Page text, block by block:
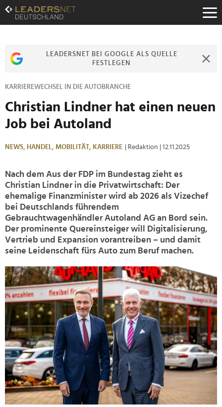
Zum
Inhalt
Zur
Zur
LEADERSNET BEI GOOGLE ALS QUELLE
FESTLEGEN
KARRIEREWECHSEL IN DIE AUTOBRANCHE
Christian Lindner hat einen neuen
Job bei Autoland
NEWS, HANDEL, MOBILITÄT, KARRIERE | Redaktion | 12.11.2025
Nach dem Aus der FDP im Bundestag zieht es
Christian Lindner in die Privatwirtschaft: Der
ehemalige Finanzminister wird ab 2026 als Vizechef
bei Deutschlands führendem
Gebrauchtwagenhändler Autoland AG an Bord sein.
Der prominente Quereinsteiger will Digitalisierung,
Vertrieb und Expansion vorantreiben – und damit
seine Leidenschaft fürs Auto zum Beruf machen.
>